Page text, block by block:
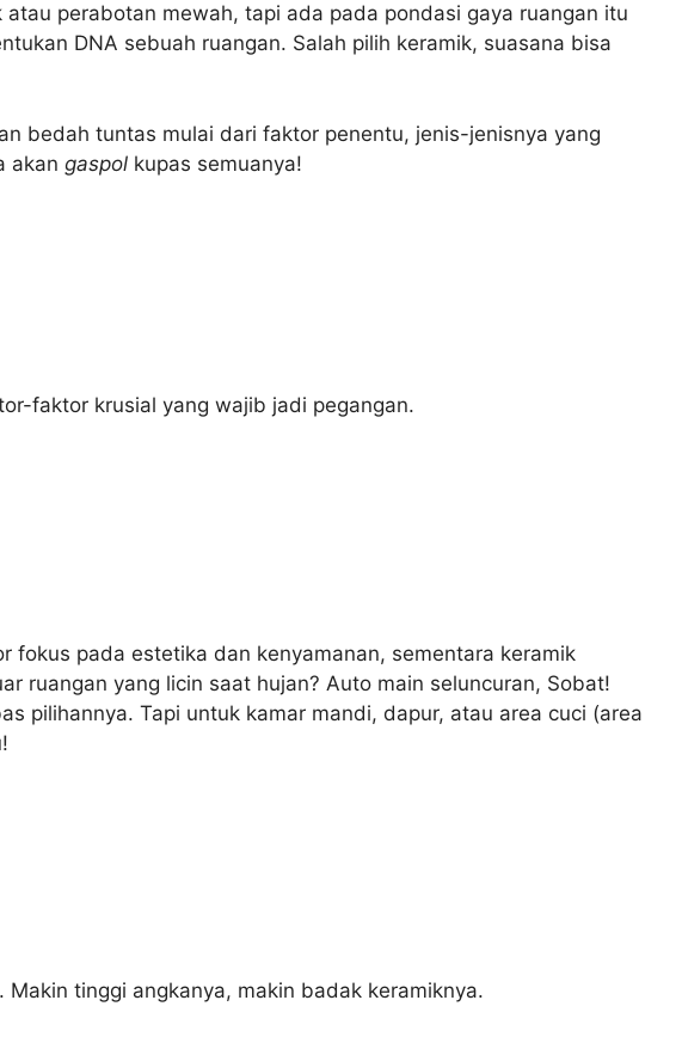
perabotan mewah, tapi ada pada pondasi gaya ruangan itu
DNA sebuah ruangan. Salah pilih keramik, suasana bisa
bedah tuntas mulai dari faktor penentu, jenis-jenisnya yang
akan gaspol kupas semuanya!
faktor krusial yang wajib jadi pegangan.
fokus pada estetika dan kenyamanan, sementara keramik
ruangan yang licin saat hujan? Auto main seluncuran, Sobat!
pilihannya. Tapi untuk kamar mandi, dapur, atau area cuci (area
. Makin tinggi angkanya, makin badak keramiknya.